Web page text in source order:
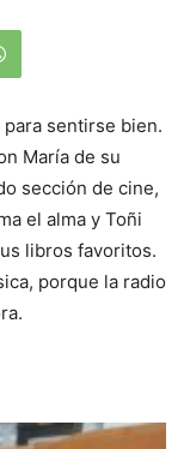
sentirse bien.
María de su
sección de cine,
el alma y Toñi
libros favoritos.
porque la radio